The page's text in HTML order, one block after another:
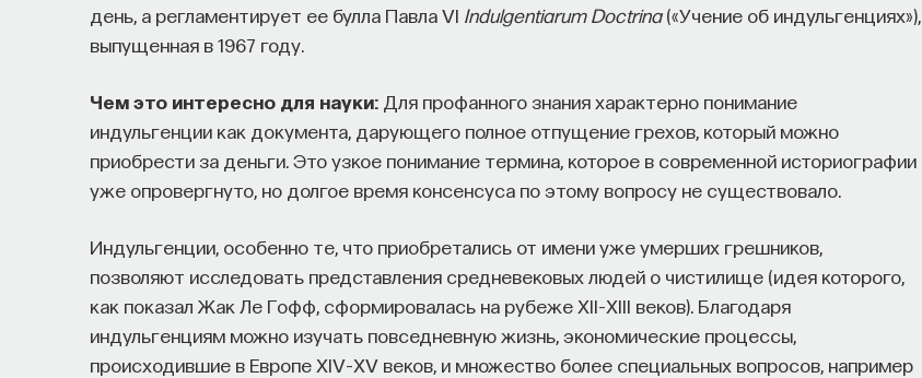
день, а регламентирует ее булла Павла VI Indulgentiarum Doctrina(«Учение об индульгенциях»),
выпущенная в 1967 году.
Чем это интересно для науки: Для профанного знания характерно понимание
индульгенции как документа, дарующего полное отпущение грехов, который можно
приобрести за деньги. Это узкое понимание термина, которое в современной историографии
уже опровергнуто, но долгое время консенсуса по этому вопросу не существовало.
Индульгенции, особенно те, что приобретались от имени уже умерших грешников,
позволяют исследовать представления средневековых людей о чистилище (идея которого,
как показал Жак Ле Гофф, сформировалась на рубеже XII–XIII веков). Благодаря
индульгенциям можно изучать повседневную жизнь, экономические процессы,
происходившие в Европе XIV–XV веков, и множество более специальных вопросов, например